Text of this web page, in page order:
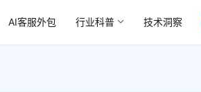
AI客服外包 行业科普 技术洞察